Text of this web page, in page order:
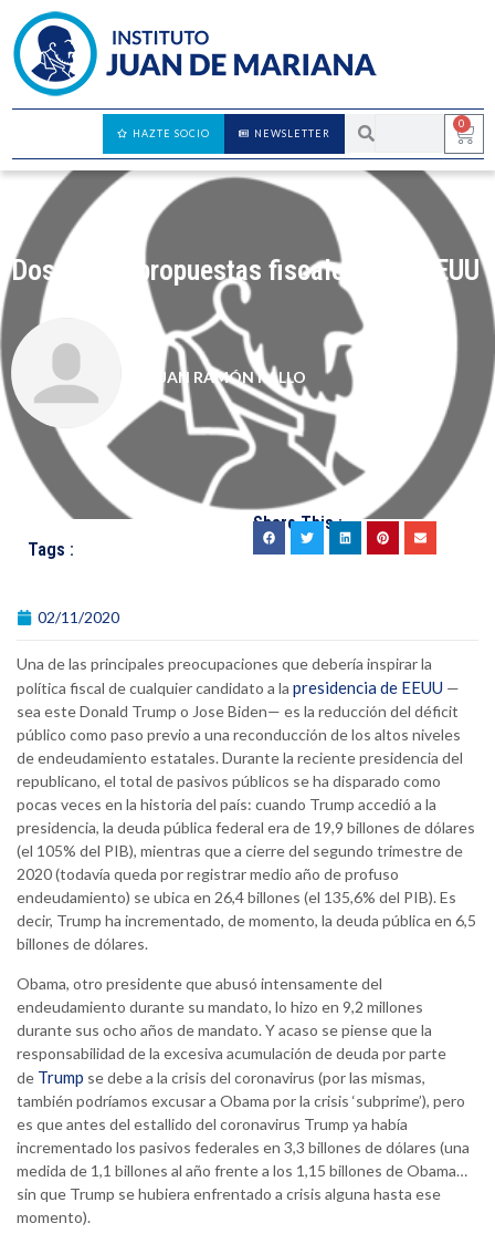
0
NEWSLETTER
HAZTE SOCIO
Dos malas propuestas fiscales para EEUU
JUAN RAMÓN RALLO
Tags :
Share This :
02/11/2020
Una de las principales preocupaciones que debería inspirar la
política fiscal de cualquier candidato a la presidencia de EEUU —
sea este Donald Trump o Jose Biden— es la reducción del déficit
público como paso previo a una reconducción de los altos niveles
de endeudamiento estatales. Durante la reciente presidencia del
republicano, el total de pasivos públicos se ha disparado como
pocas veces en la historia del país: cuando Trump accedió a la
presidencia, la deuda pública federal era de 19,9 billones de dólares
(el 105% del PIB), mientras que a cierre del segundo trimestre de
2020 (todavía queda por registrar medio año de profuso
endeudamiento) se ubica en 26,4 billones (el 135,6% del PIB). Es
decir, Trump ha incrementado, de momento, la deuda pública en 6,5
billones de dólares.
Obama, otro presidente que abusó intensamente del
endeudamiento durante su mandato, lo hizo en 9,2 millones
durante sus ocho años de mandato. Y acaso se piense que la
responsabilidad de la excesiva acumulación de deuda por parte
de Trump se debe a la crisis del coronavirus (por las mismas,
también podríamos excusar a Obama por la crisis ‘subprime’), pero
es que antes del estallido del coronavirus Trump ya había
incrementado los pasivos federales en 3,3 billones de dólares (una
medida de 1,1 billones al año frente a los 1,15 billones de Obama…
sin que Trump se hubiera enfrentado a crisis alguna hasta ese
momento).